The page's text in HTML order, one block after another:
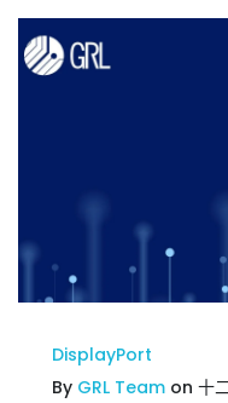
DisplayPort
By GRL Team on 十